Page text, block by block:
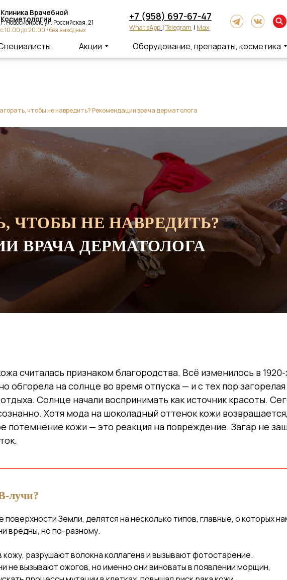
Акции Оборудование, препараты, косметика
WhatsApp |Telegram|Max
+7 (958) 697-67-47
Новосибирск, ул. Российская, 21
до 20.00 / без выходных
Врачебной
чтобы не навредить? Рекомендации врача дерматолога
ЧТОБЫ НЕ НАВРЕДИТЬ?
ВРАЧА ДЕРМАТОЛОГА
считалась признаком благородства. Всё изменилось в 1920-
обгорела на солнце во время отпуска — и с тех пор
Солнце начали воспринимать как источник красоты.
Хотя мода на шоколадный оттенок кожи возвращается,
потемнение кожи — это реакция на повреждение. Загар не
лучи?
Земли, делятся на несколько типов, главные, о которых
вредны, но по-разному.
кожу, разрушают волокна коллагена и вызывают фотостарение.
не вызывают ожогов, но именно они виноваты в появлении морщин,